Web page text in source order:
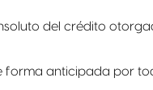
del crédito
forma anticipada por